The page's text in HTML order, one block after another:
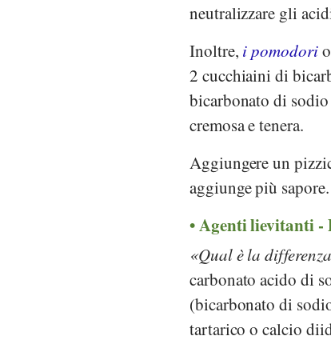
neutralizzare gli
Inoltre, i pomodorio
2 cucchiaini di
bicarbonato di
cremosa e tenera.
Aggiungere un
aggiunge più
Agenti lievitanti -
Qual è la
carbonato acido di
(bicarbonato di
tartarico o calcio